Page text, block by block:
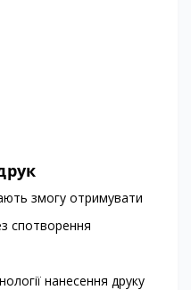
змогу отримувати
спотворення
нанесення друку